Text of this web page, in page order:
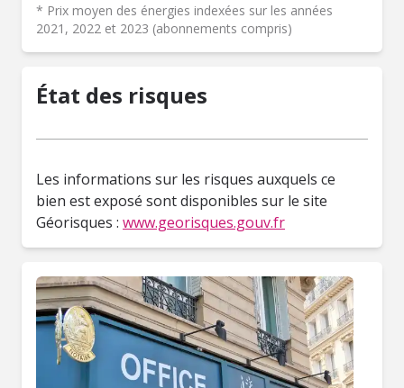
* Prix moyen des énergies indexées sur les années
2021, 2022 et 2023 (abonnements compris)
État des risques
Les informations sur les risques auxquels ce
bien est exposé sont disponibles sur le site
Géorisques : www.georisques.gouv.fr